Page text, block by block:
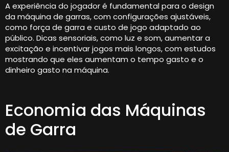
A experiência do jogador é fundamental para o design
da máquina de garras, com configurações ajustáveis,
como força de garra e custo de jogo adaptado ao
público. Dicas sensoriais, como luz e som, aumentar a
excitação e incentivar jogos mais longos, com estudos
mostrando que eles aumentam o tempo gasto e o
dinheiro gasto na máquina.
Economia das Máquinas
de Garra